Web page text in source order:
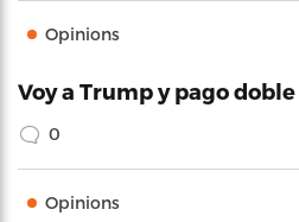
Opinions
Voy a Trump y pago doble
0
Opinions